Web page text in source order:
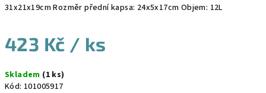
31x21x19cm Rozměr přední kapsa: 24x5x17cm Objem: 12L
423 Kč / ks
cena:
Skladem (1 ks)
Kód: 101005917